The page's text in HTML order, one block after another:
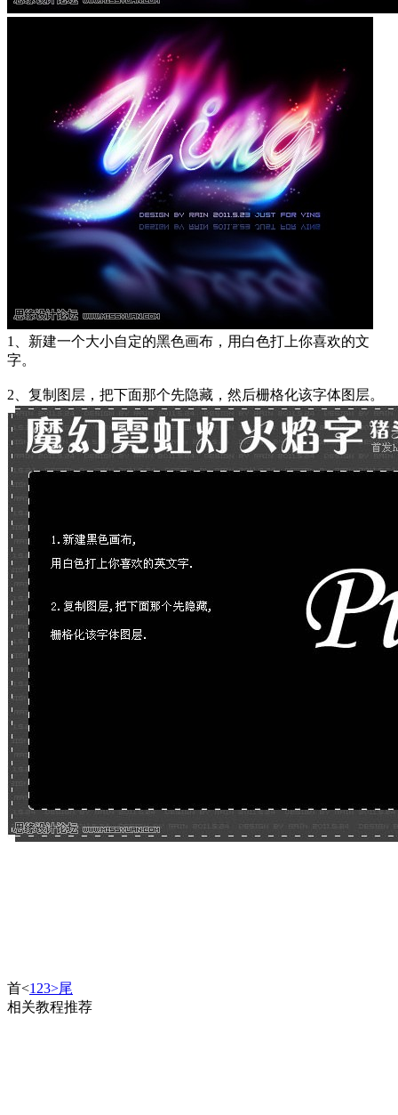
1、新建一个大小自定的黑色画布，用白色打上你喜欢的文
字。
2、复制图层，把下面那个先隐藏，然后栅格化该字体图层。
首<1 23>尾
相关教程推荐